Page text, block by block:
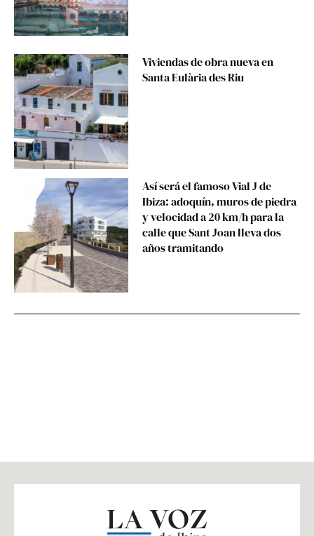
Viviendas de obra nueva en
Santa Eulària des Riu
Así será el famoso Vial J de
Ibiza: adoquín, muros de piedra
y velocidad a 20 km/h para la
calle que Sant Joan lleva dos
años tramitando